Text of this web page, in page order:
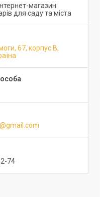
магазин
для саду та міста
67, корпус В,
74